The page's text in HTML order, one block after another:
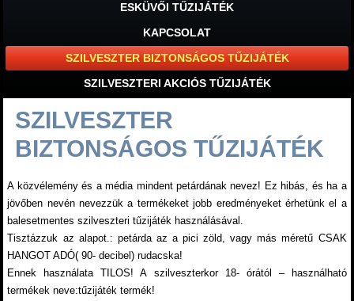
ESKÜVŐI TŰZIJÁTÉK
KAPCSOLAT
SZILVESZTER BIZTONSÁGOS TŰZIJÁTÉK
SZILVESZTERI AKCIÓS TŰZIJÁTÉK
SZILVESZTER
BIZTONSÁGOS TŰZIJÁTÉK
A közvélemény és a média mindent petárdának nevez! Ez hibás, és ha a
jövőben nevén nevezzük a termékeket jobb eredményeket érhetünk el a
balesetmentes szilveszteri tűzijáték használásával.
Tisztázzuk az alapot.: petárda az a pici zöld, vagy más méretű CSAK
HANGOT ADÓ( 90- decibel) rudacska!
Ennek használata TILOS! A szilveszterkor 18- órától – használható
termékek neve:tűzijáték termék!